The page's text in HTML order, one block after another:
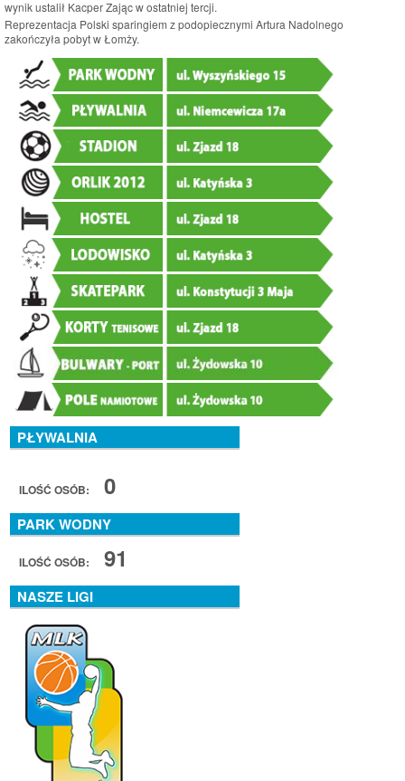
wynik ustalił Kacper Zając w ostatniej tercji.
Reprezentacja Polski sparingiem z podopiecznymi Artura Nadolnego
zakończyła pobyt w Łomży.
PŁYWALNIA
ILOŚĆ OSÓB: 0
PARK WODNY
ILOŚĆ OSÓB: 91
NASZE LIGI